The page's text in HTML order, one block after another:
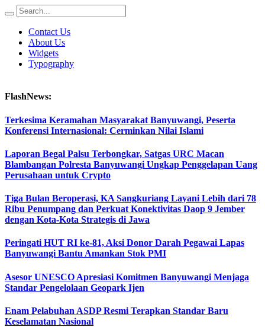
Contact Us
About Us
Widgets
Typography
FlashNews:
Terkesima Keramahan Masyarakat Banyuwangi, Peserta
Konferensi Internasional: Cerminkan Nilai Islami
Laporan Begal Palsu Terbongkar, Satgas URC Macan
Blambangan Polresta Banyuwangi Ungkap Penggelapan Uang
Perusahaan untuk Crypto
Tiga Bulan Beroperasi, KA Sangkuriang Layani Lebih dari 78
Ribu Penumpang dan Perkuat Konektivitas Daop 9 Jember
dengan Kota-Kota Strategis di Jawa
Peringati HUT RI ke-81, Aksi Donor Darah Pegawai Lapas
Banyuwangi Bantu Amankan Stok PMI
Asesor UNESCO Apresiasi Komitmen Banyuwangi Menjaga
Standar Pengelolaan Geopark Ijen
Enam Pelabuhan ASDP Resmi Terapkan Standar Baru
Keselamatan Nasional